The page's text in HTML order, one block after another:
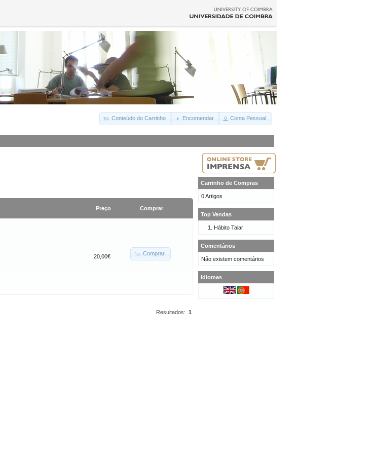
Conteúdo do Carrinho Encomendar Conta Pessoal
Preço Comprar
20,00€ Comprar
Resultados: 1
Carrinho de Compras
0 Artigos
Top Vendas
Hábito Talar
Comentários
Não existem comentários
Idiomas